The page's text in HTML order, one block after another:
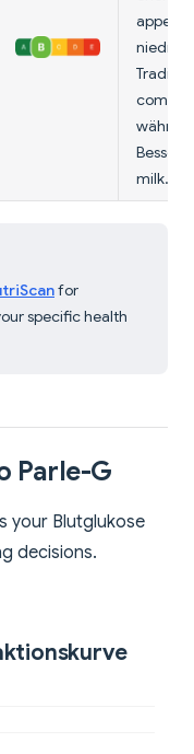
niedrig.
Besser
milk.
for
specific health
Parle-G
your Blutglukose
decisions.